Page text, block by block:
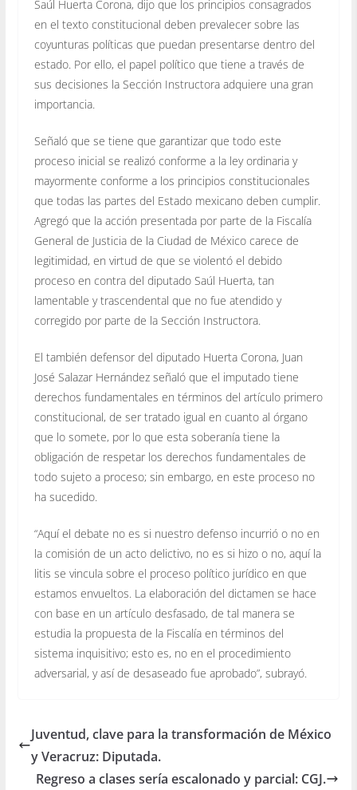
Saúl Huerta Corona, dijo que los principios consagrados
en el texto constitucional deben prevalecer sobre las
coyunturas políticas que puedan presentarse dentro del
estado. Por ello, el papel político que tiene a través de
sus decisiones la Sección Instructora adquiere una gran
importancia.
Señaló que se tiene que garantizar que todo este
proceso inicial se realizó conforme a la ley ordinaria y
mayormente conforme a los principios constitucionales
que todas las partes del Estado mexicano deben cumplir.
Agregó que la acción presentada por parte de la Fiscalía
General de Justicia de la Ciudad de México carece de
legitimidad, en virtud de que se violentó el debido
proceso en contra del diputado Saúl Huerta, tan
lamentable y trascendental que no fue atendido y
corregido por parte de la Sección Instructora.
El también defensor del diputado Huerta Corona, Juan
José Salazar Hernández señaló que el imputado tiene
derechos fundamentales en términos del artículo primero
constitucional, de ser tratado igual en cuanto al órgano
que lo somete, por lo que esta soberanía tiene la
obligación de respetar los derechos fundamentales de
todo sujeto a proceso; sin embargo, en este proceso no
ha sucedido.
“Aquí el debate no es si nuestro defenso incurrió o no en
la comisión de un acto delictivo, no es si hizo o no, aquí la
litis se vincula sobre el proceso político jurídico en que
estamos envueltos. La elaboración del dictamen se hace
con base en un artículo desfasado, de tal manera se
estudia la propuesta de la Fiscalía en términos del
sistema inquisitivo; esto es, no en el procedimiento
adversarial, y así de desaseado fue aprobado”, subrayó.
Juventud, clave para la transformación de México
y Veracruz: Diputada.
Regreso a clases sería escalonado y parcial: CGJ.